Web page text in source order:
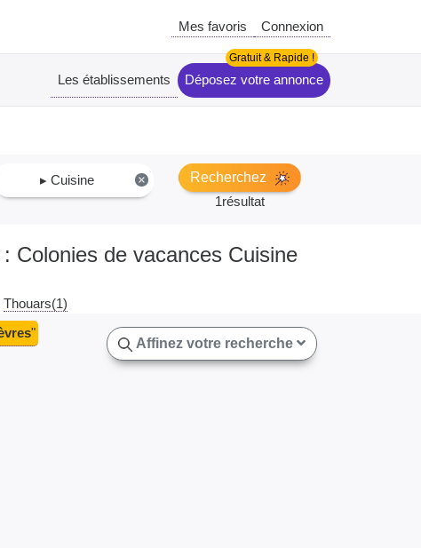
Mes favoris Connexion
Les établissements Déposez votre annonce
×
▸ Cuisine
Recherchez
1résultat
Colonies de vacances Cuisine
Thouars(1)
"
Affinez votre recherche